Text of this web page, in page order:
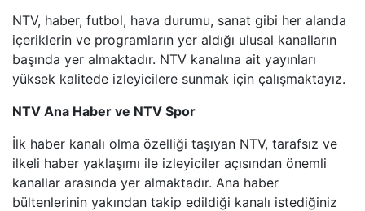
A2 TV
TEVE2
TV8,5
SöZCü TV
HABER GLOBAL
NTV, haber, futbol, hava durumu, sanat gibi her alanda
içeriklerin ve programların yer aldığı ulusal kanalların
başında yer almaktadır. NTV kanalına ait yayınları
yüksek kalitede izleyicilere sunmak için çalışmaktayız.
NTV Ana Haber ve NTV Spor
İlk haber kanalı olma özelliği taşıyan NTV, tarafsız ve
ilkeli haber yaklaşımı ile izleyiciler açısından önemli
kanallar arasında yer almaktadır. Ana haber
bültenlerinin yakından takip edildiği kanalı istediğiniz